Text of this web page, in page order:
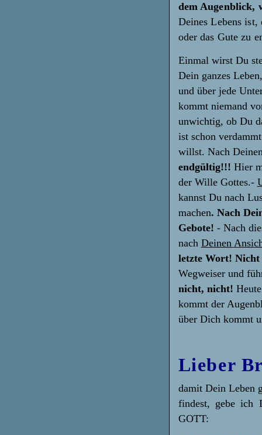
dem Augenblick,
Deines Lebens
oder das Gute zu
Einmal wirst Du
Dein ganzes
und über jede
kommt niemand
unwichtig, ob Du
ist schon
willst. Nach
endgültig!!! Hier
der Wille Gottes.-
kannst Du nach
machen. Nach
Gebote! - Nach
nach Deinen
letzte Wort!
Wegweiser und
nicht, nicht!
kommt der
über Dich kommt
Lieber
damit Dein Leben
findest, gebe ich
GOTT: